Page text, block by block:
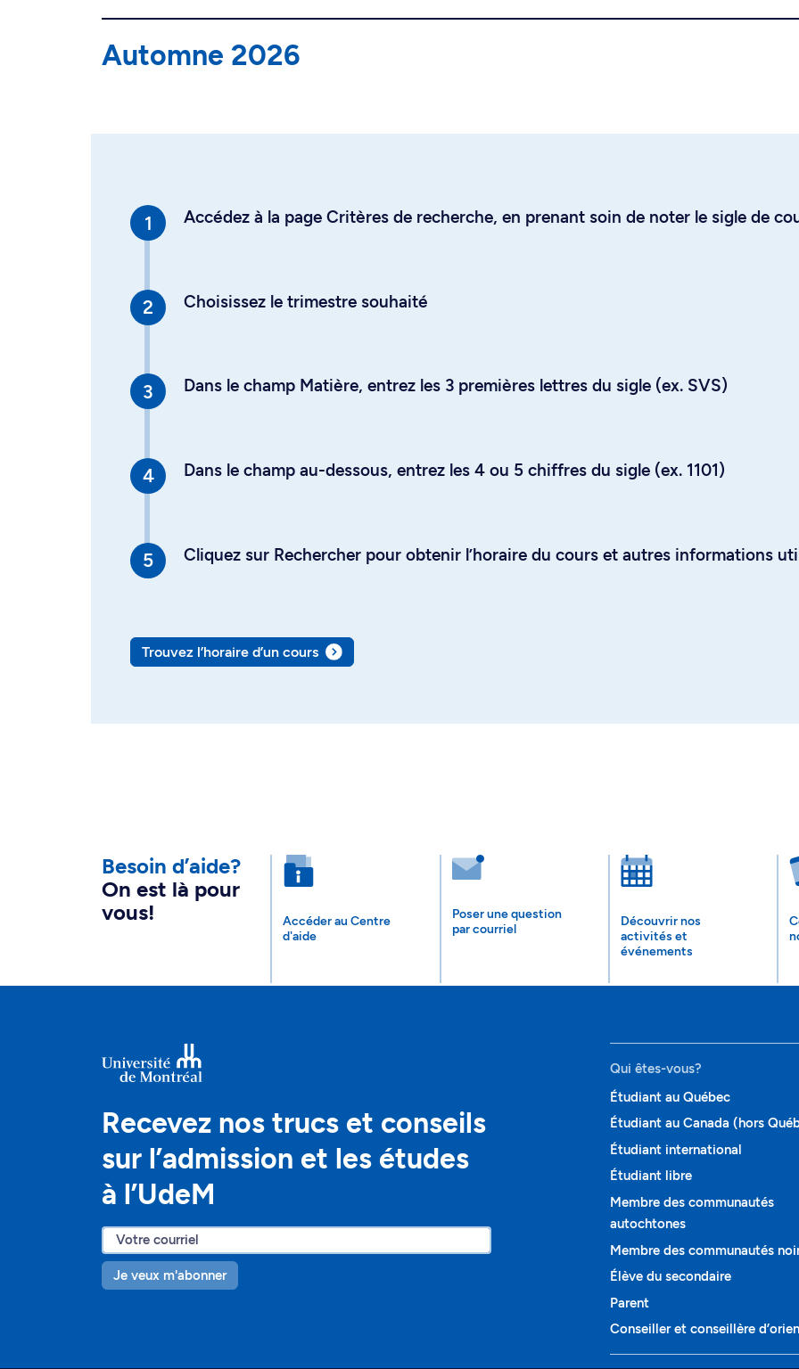
Automne 2026
Accédez à la page Critères de recherche, en prenant soin de noter le sigle de
Choisissez le trimestre souhaité
Dans le champ Matière, entrez les 3 premières lettres du sigle (ex. SVS)
Dans le champ au-dessous, entrez les 4 ou 5 chiffres du sigle (ex. 1101)
Cliquez sur Rechercher pour obtenir l’horaire du cours et autres informations
Trouvez l’horaire d’un cours
Besoin d’aide?
On est là pour
vous!
Accéder au Centre
d'aide
Poser une question
par courriel
Découvrir nos
activités et
événements
Recevez nos trucs et conseils
sur l’admission et les études
à l’UdeM
Je veux m'abonner
Qui êtes-vous?
Étudiant au Québec
Étudiant au Canada (hors
Étudiant international
Étudiant libre
Membre des communautés
autochtones
Membre des communautés
Élève du secondaire
Parent
Conseiller et conseillère